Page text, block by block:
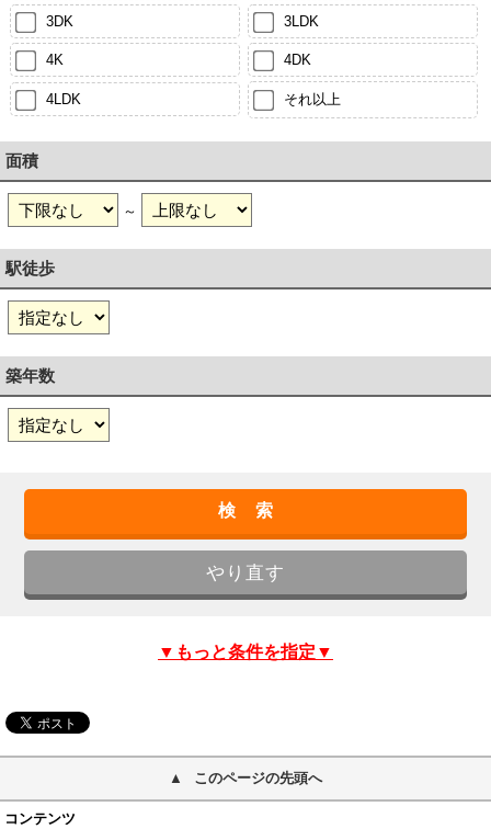
3DK 3LDK
4K 4DK
4LDK それ以上
面積
～
駅徒歩
築年数
▼もっと条件を指定▼
このページの先頭へ
コンテンツ